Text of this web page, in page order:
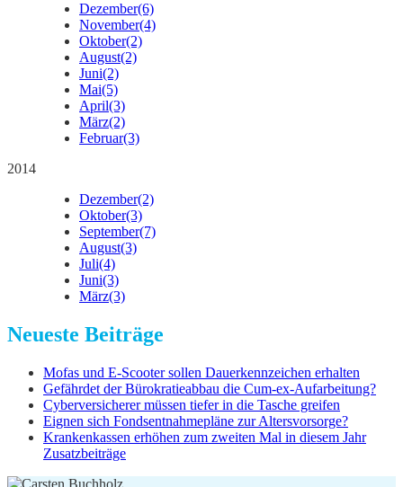
Dezember(6)
November(4)
Oktober(2)
August(2)
Juni(2)
Mai(5)
April(3)
März(2)
Februar(3)
2014
Dezember(2)
Oktober(3)
September(7)
August(3)
Juli(4)
Juni(3)
März(3)
Neueste Beiträge
Mofas und E-Scooter sollen Dauerkennzeichen erhalten
Gefährdet der Bürokratieabbau die Cum-ex-Aufarbeitung?
Cyberversicherer müssen tiefer in die Tasche greifen
Eignen sich Fondsentnahmepläne zur Altersvorsorge?
Krankenkassen erhöhen zum zweiten Mal in diesem Jahr
Zusatzbeiträge